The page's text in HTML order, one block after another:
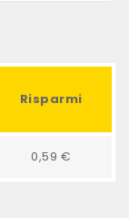
Risparmi
0,59 €